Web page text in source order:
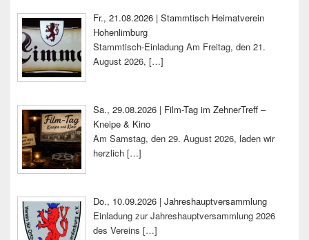
Fr., 21.08.2026 | Stammtisch Heimatverein
Hohenlimburg
Stammtisch-Einladung Am Freitag, den 21.
August 2026, […]
Sa., 29.08.2026 | Film-Tag im ZehnerTreff –
Kneipe & Kino
Am Samstag, den 29. August 2026, laden wir
herzlich […]
Do., 10.09.2026 | Jahreshauptversammlung
Einladung zur Jahreshauptversammlung 2026
des Vereins […]